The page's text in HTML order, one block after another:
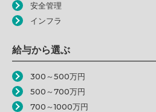
安全管理
インフラ
給与から選ぶ
300～500万円
500～700万円
700～1000万円